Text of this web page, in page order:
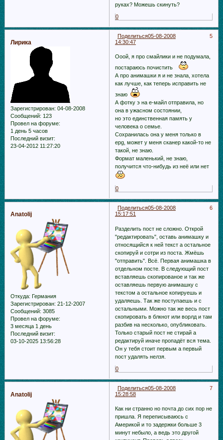
руках? Можешь скинуть?
0
Поделиться 5
05-08-2008
14:30:47
Лирика
Зарегистрирован: 04-08-2008
Сообщений: 123
Провел на форуме:
1 день 5 часов
Последний визит:
23-04-2012 11:27:20
Ооой, я про смайлики и не подумала,
постараюсь почистить
А про анимашки я и не знала, хотела
как лучше, как теперь исправить не
знаю
А фотку э на е-майл отправила, но
она в ужасном состоянии,
но это единственная память у
человека о семье.
Сохранилась она у меня только в
epg, может у меня сканер какой-то не
такой, не знаю.
Формат маленький, не знаю,
получится что-нибудь из неё или нет
0
Поделиться 6
05-08-2008
15:17:51
Anatolij
Откуда: Германия
Зарегистрирован: 21-12-2007
Сообщений: 3085
Провел на форуме:
3 месяца 1 день
Последний визит:
03-10-2025 13:56:28
Разделить пост не сложно. Открой
"редактировать", оставь анимашку и
относящийся к ней текст а остальное
скопируй и сотри из поста. Жмёшь
"отправить". Всё. Первая анимашка в
отдельном посте. В следующий пост
вставляешь скопированое и так же
оставляешь первую анимашку с
текстом а остальное копируешь и
удаляешь. Так же поступаешь и с
остальными. Можно так же весь пост
скопировать в блкнот или ворлд и там
разбив на несколько, опубликовать.
Только старый пост не стирай а
редактируй иначе пропадёт вся тема.
Он у тебя стоит первым а первый
пост удалять нелзя.
0
Поделиться 7
05-08-2008
15:28:58
Anatolij
Как ни странно но почта до сих пор не
пришла. Я переписываюсь с
Америкой и то задержки больше 3
минут небыло, а ведь это другой